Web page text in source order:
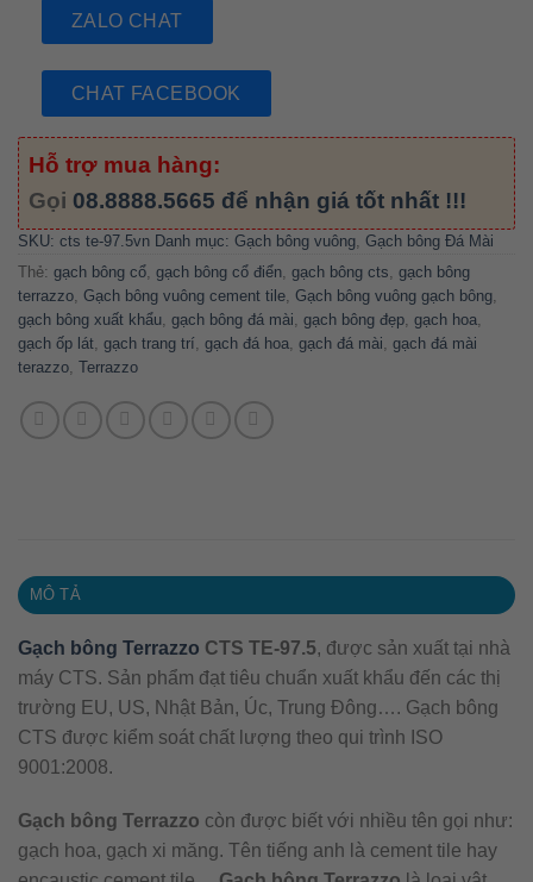
ZALO CHAT
CHAT FACEBOOK
Hỗ trợ mua hàng:
Gọi 08.8888.5665 để nhận giá tốt nhất !!!
SKU: cts te-97.5vn Danh mục: Gạch bông vuông Gạch bông Đá Mài
Thẻ: gạch bông cổ gạch bông cổ điển gạch bông cts gạch bông
terrazzo Gạch bông vuông cement tile Gạch bông vuông gạch bông
gạch bông xuất khẩu gạch bông đá mài gạch bông đẹp gạch hoa
gạch ốp lát gạch trang trí gạch đá hoa gạch đá mài gạch đá mài
terazzo Terrazzo
MÔ TẢ
Gạch bông Terrazzo CTS TE-97.5, được sản xuất tại nhà
máy CTS. Sản phẩm đạt tiêu chuẩn xuất khẩu đến các thị
trường EU, US, Nhật Bản, Úc, Trung Đông…. Gạch bông
CTS được kiểm soát chất lượng theo qui trình ISO
9001:2008.
Gạch bông Terrazzo còn được biết với nhiều tên gọi như:
gạch hoa, gạch xi măng. Tên tiếng anh là cement tile hay